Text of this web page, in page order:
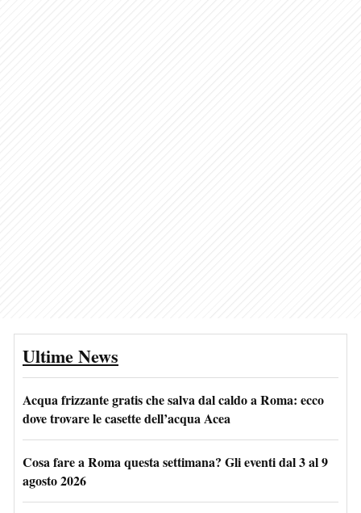
Ultime News
Acqua frizzante gratis che salva dal caldo a Roma: ecco
dove trovare le casette dell’acqua Acea
Cosa fare a Roma questa settimana? Gli eventi dal 3 al 9
agosto 2026